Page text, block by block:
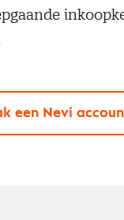
een Nevi